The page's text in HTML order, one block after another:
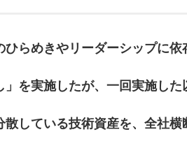
らめきやリーダーシップに依
を実施したが、一回実施し
している技術資産を、全社横